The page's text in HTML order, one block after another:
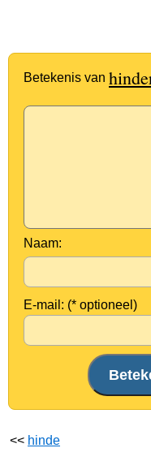
Betekenis van
Naam:
E-mail: (* optioneel)
<< hinde